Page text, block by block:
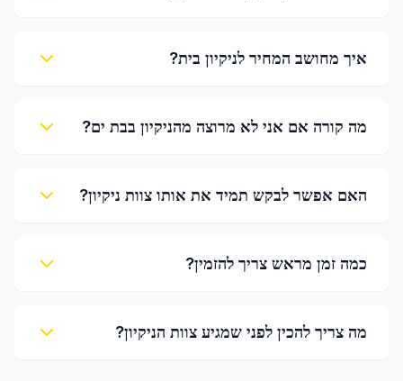
איך מחושב המחיר לניקיון בית?
מה קורה אם אני לא מרוצה מהניקיון בבת ים?
האם אפשר לבקש תמיד את אותו צוות ניקיון?
כמה זמן מראש צריך להזמין?
מה צריך להכין לפני שמגיע צוות הניקיון?